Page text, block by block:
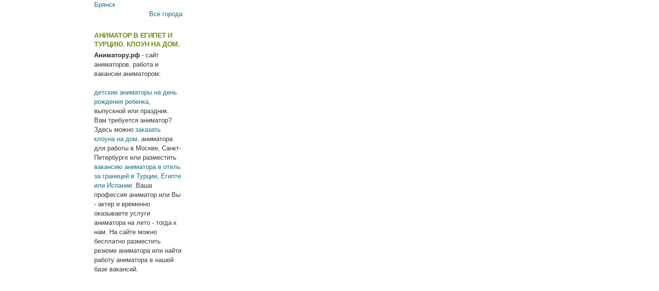
Брянск
Все города
АНИМАТОР В ЕГИПЕТ И
ТУРЦИЮ. КЛОУН НА ДОМ.
Аниматору.рф - сайт
аниматоров, работа и
вакансии аниматором:
детские аниматоры на день
рождения ребенка,
выпускной или праздник.
Вам требуется аниматор?
Здесь можно заказать
клоуна на дом, аниматора
для работы в Москве, Санкт-
Петербурге или разместить
вакансию аниматора в отель
за границей в Турции, Египте
или Испании .Ваша
профессия аниматор или Вы
- актер и временно
оказываете услуги
аниматора на лето - тогда к
нам. На сайте можно
бесплатно разместить
резюме аниматора или найти
работу аниматора в нашей
базе вакансий.